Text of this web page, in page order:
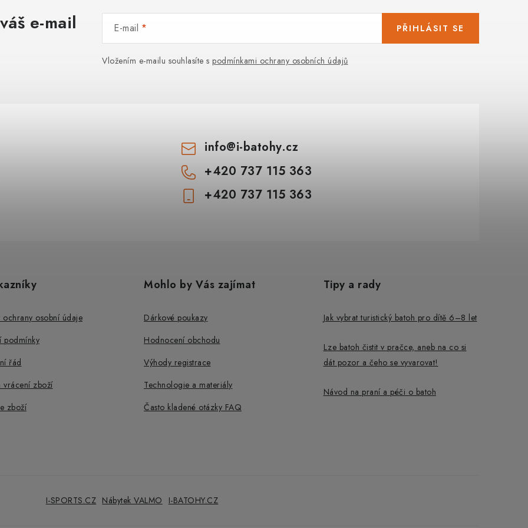
e-mail E-mail
Vložením e-mailu souhlasíte s podmínkami ochrany osobních údajů
PŘIHLÁSIT SE
info@i-batohy.cz
+420 737 115 363
+420 737 115 363
ochrany osobní údaje
podmínky
řád
vrácení zboží
zboží
Mohlo by Vás zajímat
Dárkové poukazy
Hodnocení obchodu
Výhody registrace
Technologie a materiály
Často kladené otázky FAQ
Tipy a rady
Jak vybrat turistický batoh pro dítě 6–8 let
Lze batoh čistit v pračce, aneb na co si
dát pozor a čeho se vyvarovat!
Návod na praní a péči o batoh
I-SPORTS.CZ Nábytek VALMO I-BATOHY.CZ